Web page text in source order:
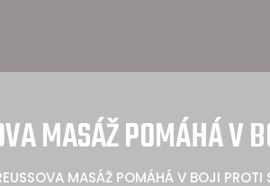
MASÁŽ POMÁHÁ V
MASÁŽ POMÁHÁ V BOJI PROTI